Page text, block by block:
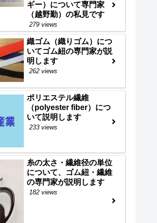
ギー）について専門家
（越野勤）の私見です
279 views
織ゴム（織りゴム）につ
いてゴム紐の専門家が説
明します
262 views
ポリエステル繊維
（polyester fiber）につ
いて説明します
233 views
糸の太さ・繊維径の単位
について、ゴム紐・繊維
の専門家が説明します
182 views